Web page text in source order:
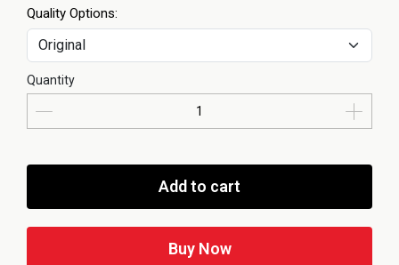
Quality Options:
Quantity
Add to cart
Buy Now